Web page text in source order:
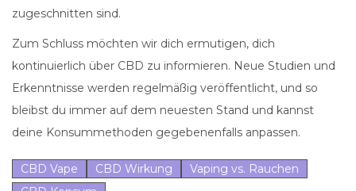
zugeschnitten sind.
Zum Schluss möchten wir dich ermutigen, dich
kontinuierlich über CBD zu informieren. Neue Studien und
Erkenntnisse werden regelmäßig veröffentlicht, und so
bleibst du immer auf dem neuesten Stand und kannst
deine Konsummethoden gegebenenfalls anpassen.
CBD Vape CBD Wirkung
Vaping vs. Rauchen